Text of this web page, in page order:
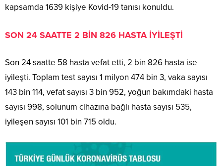
kapsamda 1639 kişiye Kovid-19 tanısı konuldu.
SON 24 SAATTE 2 BİN 826 HASTA İYİLEŞTİ
Son 24 saatte 58 hasta vefat etti, 2 bin 826 hasta ise
iyileşti. Toplam test sayısı 1 milyon 474 bin 3, vaka sayısı
143 bin 114, vefat sayısı 3 bin 952, yoğun bakımdaki hasta
sayısı 998, solunum cihazına bağlı hasta sayısı 535,
iyileşen sayısı 101 bin 715 oldu.